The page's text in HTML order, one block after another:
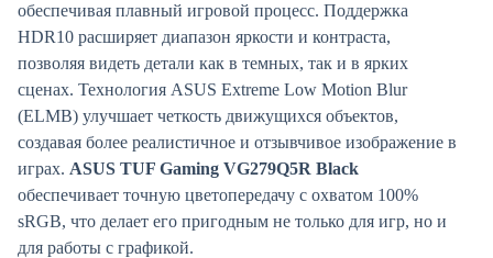
обеспечивая плавный игровой процесс. Поддержка
HDR10 расширяет диапазон яркости и контраста,
позволяя видеть детали как в темных, так и в ярких
сценах. Технология ASUS Extreme Low Motion Blur
(ELMB) улучшает четкость движущихся объектов,
создавая более реалистичное и отзывчивое изображение в
играх. ASUS TUF Gaming VG279Q5R Black
обеспечивает точную цветопередачу с охватом 100%
sRGB, что делает его пригодным не только для игр, но и
для работы с графикой.